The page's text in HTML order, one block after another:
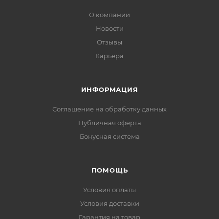
О компании
Новости
Отзывы
Карьера
ИНФОРМАЦИЯ
Соглашение на обработку данных
Публичная оферта
Бонусная система
ПОМОЩЬ
Условия оплаты
Условия доставки
Гарантия на товар